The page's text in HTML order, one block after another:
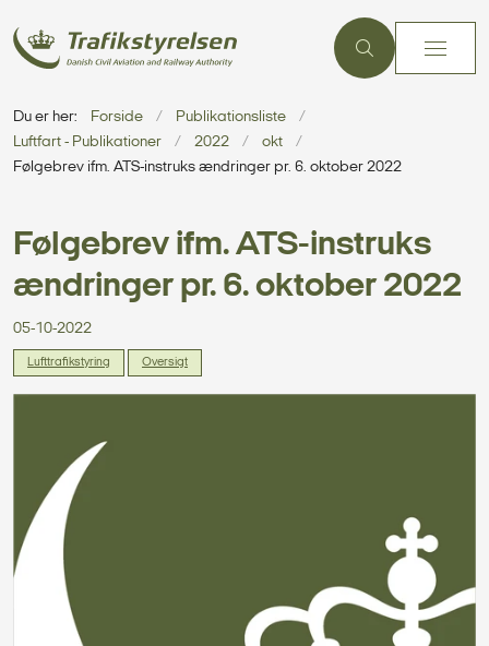
Du er her: Forside
Publikationsliste
Luftfart - Publikationer
2022
okt
Følgebrev ifm. ATS-instruks ændringer pr. 6. oktober 2022
Følgebrev ifm. ATS-instruks
ændringer pr. 6. oktober 2022
05-10-2022
Lufttrafikstyring Oversigt